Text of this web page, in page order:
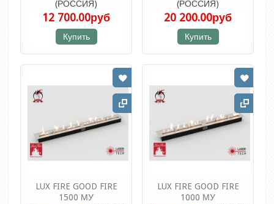
(РОССИЯ)
12 700.00руб
Купить
(РОССИЯ)
20 200.00руб
Купить
LUX FIRE GOOD FIRE
1500 МУ
LUX FIRE GOOD FIRE
1000 МУ